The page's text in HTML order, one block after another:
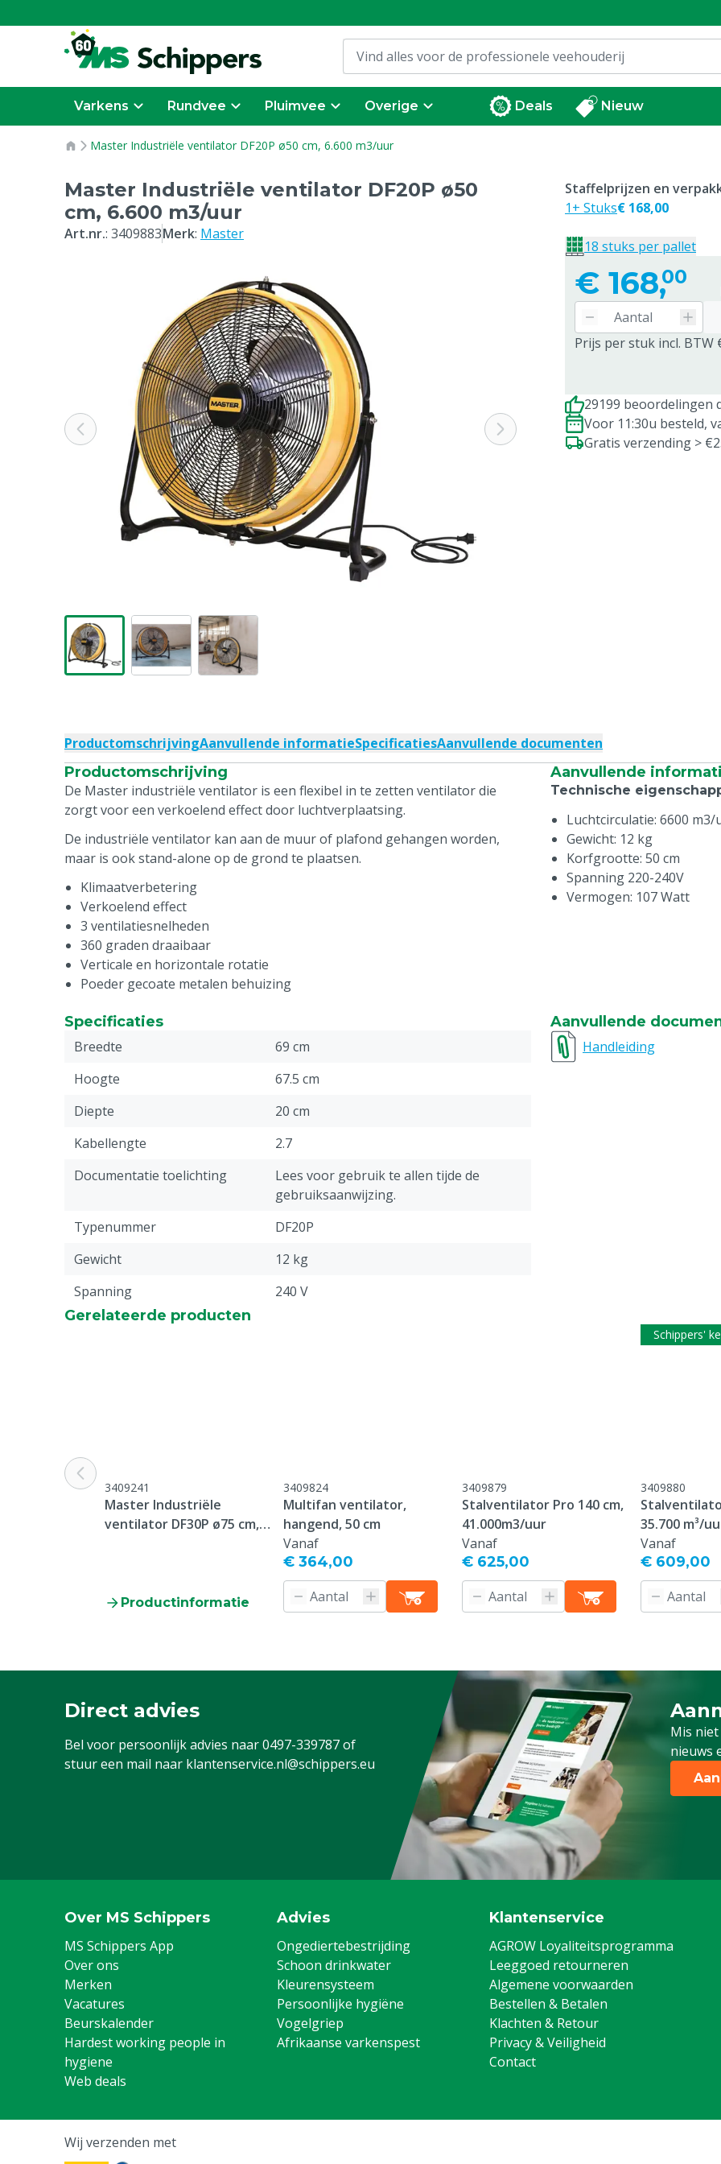
Varkens Rundvee Pluimvee Overige Deals Nieuw
Master Industriële ventilator DF20P ø50 cm, 6.600 m3/uur
Master Industriële ventilator DF20P ø50
cm, 6.600 m3/uur
Art.nr.: 3409883Merk: Master
€ 168,00
Prijs per stuk incl. BTW
Staffelprijzen en
1+ Stuks€ 168,00
18 stuks per pallet
29199 beoordelingen
Voor 11:30u besteld,
Gratis verzending >
ProductomschrijvingAanvullende informatieSpecificatiesAanvullende documenten
Productomschrijving
De Master industriële ventilator is een flexibel in te zetten ventilator die
zorgt voor een verkoelend effect door luchtverplaatsing.
De industriële ventilator kan aan de muur of plafond gehangen worden,
maar is ook stand-alone op de grond te plaatsen.
Klimaatverbetering
Verkoelend effect
3 ventilatiesnelheden
360 graden draaibaar
Verticale en horizontale rotatie
Poeder gecoate metalen behuizing
Aanvullende
Technische
Luchtcirculatie: 6600 m3/
Gewicht: 12 kg
Korfgrootte: 50 cm
Spanning 220-240V
Vermogen: 107 Watt
Specificaties
Breedte
69 cm
Hoogte
67.5 cm
Diepte
20 cm
Kabellengte
2.7
Documentatie toelichting
Lees voor gebruik te allen tijde de
gebruiksaanwijzing.
Typenummer
DF20P
Gewicht
12 kg
Spanning
240 V
Schakelaar
Materiaal
Metaal
Standaard, conform onze algemene
service & garantie voorwaarden,
vermeld onder het kopje "Klantenservice
-> Klachten & Retour" onderaan deze
webpagina.
Ventilatie wijze
Aandrijving
Netstroom
Kleur
Geel
Aanvullende
Handleiding
Gerelateerde producten
3409241
Master Industriële
ventilator DF30P ø75 cm,
Productinformatie
3409824
Multifan ventilator,
hangend, 50 cm
Vanaf
€ 364,00
3409879
Stalventilator Pro 140 cm,
41.000m3/uur
Vanaf
€ 625,00
Schippers'
3409880
35.700 m³/
Vanaf
€ 609,00
Direct advies
Bel voor persoonlijk advies naar0497-339787of
stuur een mail naar klantenservice.nl@schippers.eu
Mis
nieuws
Schrijf
Over MS Schippers
MS Schippers App
Over ons
Merken
Vacatures
Beurskalender
Hardest working people in
hygiene
Web deals
Advies
Ongediertebestrijding
Schoon drinkwater
Kleurensysteem
Persoonlijke hygiëne
Vogelgriep
Afrikaanse varkenspest
Klantenservice
AGROW Loyaliteitsprogramma
Leeggoed retourneren
Algemene voorwaarden
Bestellen & Betalen
Klachten & Retour
Privacy & Veiligheid
Contact
Wij verzenden met